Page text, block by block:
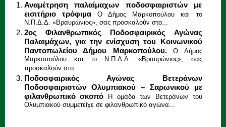
Αναμέτρηση παλαίμαχων ποδοσφαιριστών με
εισιτήριο τρόφιμα
Ο Δήμος Μαρκοπούλου και το
Ν.Π.Δ.Δ. «Βραυρώνιος», σας προσκαλούν στο...
2ος Φιλανθρωπικός Ποδοσφαιρικός Αγώνας
Παλαιμάχων, για την ενίσχυση του Κοινωνικού
Παντοπωλείου Δήμου Μαρκοπούλου.
Ο Δήμος
Μαρκοπούλου και το Ν.Π.Δ.Δ. «Βραυρώνιος», σας
προσκαλούν στο...
Ποδοσφαιρικός Αγώνας Βετεράνων
Ποδοσφαιριστών Ολυμπιακού – Σαρωνικού με
φιλανθρωπικό σκοπό
Η ομάδα των Βετεράνων του
Ολυμπιακού συμμετείχε σε φιλανθρωπικό αγώνα...